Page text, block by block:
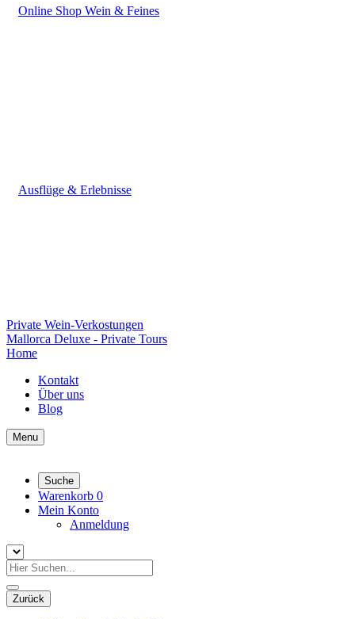
Online Shop Wein & Feines
Ausflüge & Erlebnisse
Private Wein-Verkostungen
Mallorca Deluxe - Private Tours
Home
Kontakt
Über uns
Blog
Menu
Suche
Warenkorb 0
Mein Konto
Anmeldung
Zurück